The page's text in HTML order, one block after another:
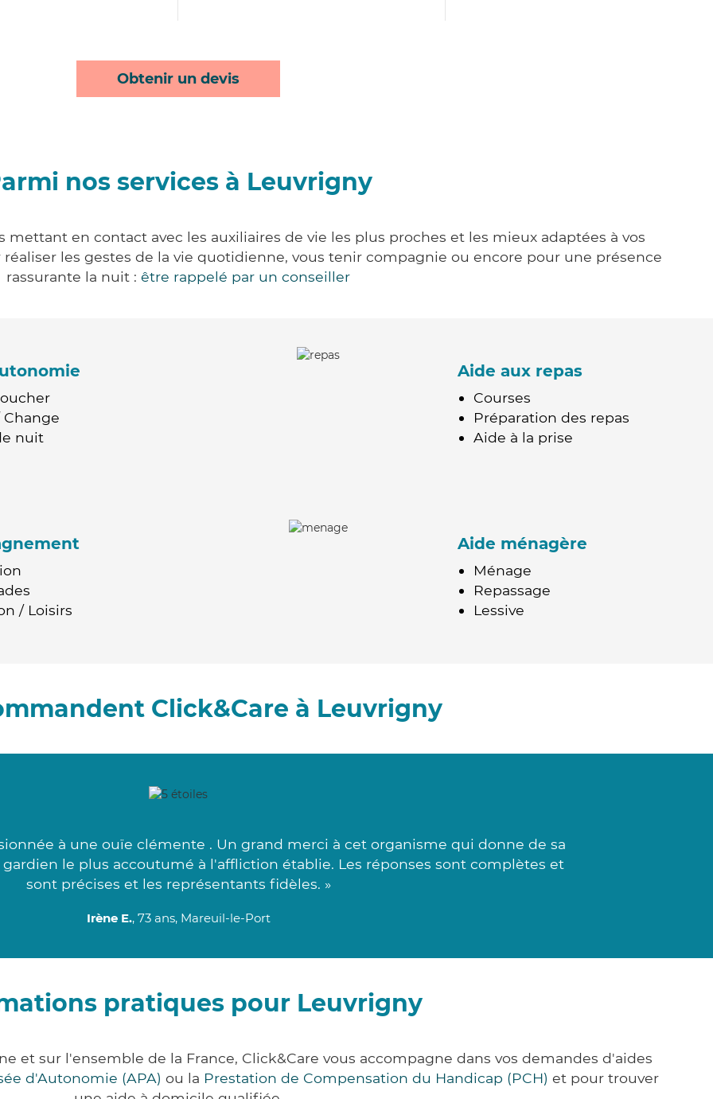
Obtenir un devis
nos services à Leuvrigny
mettant en contact avec les auxiliaires de vie les plus proches et les mieux adaptées à vos
les gestes de la vie quotidienne, vous tenir compagnie ou encore pour une présence
rassurante la nuit : être rappelé par un conseiller
nuit
Aide aux repas
Courses
Préparation des repas
Aide à la prise
/ Loisirs
Aide ménagère
Ménage
Repassage
Lessive
Click&Care à Leuvrigny
à une ouïe clémente . Un grand merci à cet organisme qui donne de sa
le plus accoutumé à l'affliction établie. Les réponses sont complètes et
sont précises et les représentants fidèles. »
Irène E., 73 ans, Mareuil-le-Port
pratiques pour Leuvrigny
et sur l'ensemble de la France, Click&Care vous accompagne dans vos demandes d'aides
d'Autonomie (APA) ou la Prestation de Compensation du Handicap (PCH) et pour trouver